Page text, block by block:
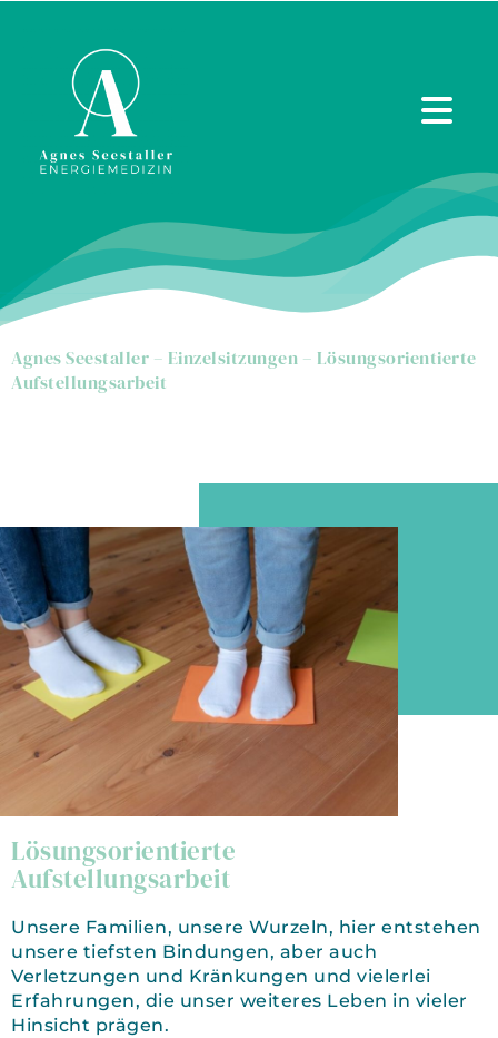
Agnes Seestaller – Einzelsitzungen – Lösungsorientierte
Aufstellungsarbeit
Lösungsorientierte
Aufstellungsarbeit
Unsere Familien, unsere Wurzeln, hier entstehen
unsere tiefsten Bindungen, aber auch
Verletzungen und Kränkungen und vielerlei
Erfahrungen, die unser weiteres Leben in vieler
Hinsicht prägen.